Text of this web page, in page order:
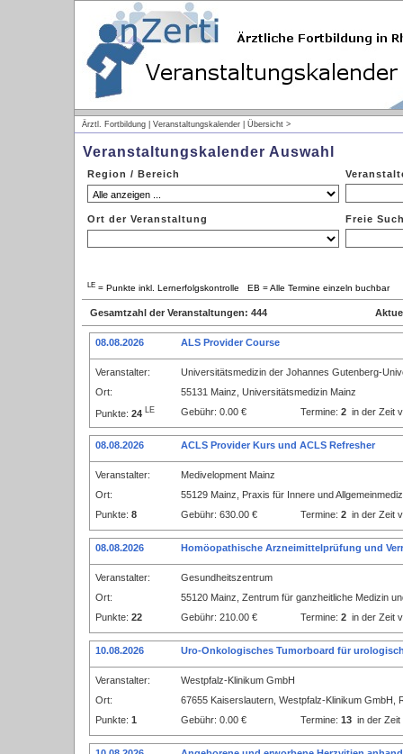
Ärztl. Fortbildung | Veranstaltungskalender | Übersicht >
Veranstaltungskalender Auswahl
Region / Bereich
Ort der Veranstaltung Freie
LE = Punkte inkl. Lernerfolgskontrolle EB = Alle Termine einzeln buchbar
Gesamtzahl der Veranstaltungen: 444
08.08.2026 ALS Provider Course
Veranstalter:
Universitätsmedizin der Johannes Gutenberg-
Ort:
55131 Mainz, Universitätsmedizin Mainz
Punkte: 24 LE Gebühr: 0.00 € Termine: 2 in der Zeit
08.08.2026 ACLS Provider Kurs und ACLS Refresher
Veranstalter:
Medivelopment Mainz
Ort:
55129 Mainz, Praxis für Innere und
Punkte: 8 Gebühr: 630.00 € Termine: 2 in der Zeit
08.08.2026 Homöopathische Arzneimittelprüfung und
Veranstalter:
Gesundheitszentrum
Ort:
55120 Mainz, Zentrum für ganzheitliche Medizin
Punkte: 22 Gebühr: 210.00 € Termine: 2 in der Zeit
10.08.2026 Uro-Onkologisches Tumorboard für
Veranstalter:
Westpfalz-Klinikum GmbH
Ort:
67655 Kaiserslautern, Westpfalz-Klinikum GmbH,
Punkte: 1 Gebühr: 0.00 € Termine: 13 in der